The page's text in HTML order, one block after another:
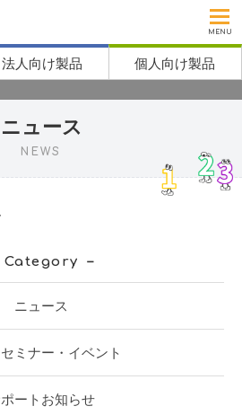
MENU
法人向け製品 個人向け製品
ニュース
NEWS
Category
ニュース
ミナー・イベント
ートお知らせ